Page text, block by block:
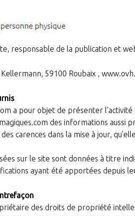
responsable de la publication et
59100 Roubaix ,
a pour objet de présenter
des informations aussi
carences dans la mise à jour,
sur le site sont données à titre
ayant été apportées depuis
des droits de propriété